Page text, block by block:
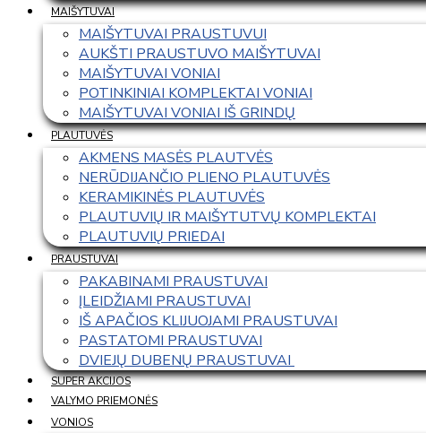
MAIŠYTUVAI
MAIŠYTUVAI PRAUSTUVUI
AUKŠTI PRAUSTUVO MAIŠYTUVAI
MAIŠYTUVAI VONIAI
POTINKINIAI KOMPLEKTAI VONIAI
MAIŠYTUVAI VONIAI IŠ GRINDŲ
PLAUTUVĖS
AKMENS MASĖS PLAUTVĖS
NERŪDIJANČIO PLIENO PLAUTUVĖS
KERAMIKINĖS PLAUTUVĖS
PLAUTUVIŲ IR MAIŠYTUTVŲ KOMPLEKTAI
PLAUTUVIŲ PRIEDAI
PRAUSTUVAI
PAKABINAMI PRAUSTUVAI
ĮLEIDŽIAMI PRAUSTUVAI
IŠ APAČIOS KLIJUOJAMI PRAUSTUVAI
PASTATOMI PRAUSTUVAI
DVIEJŲ DUBENŲ PRAUSTUVAI
SUPER AKCIJOS
VALYMO PRIEMONĖS
VONIOS